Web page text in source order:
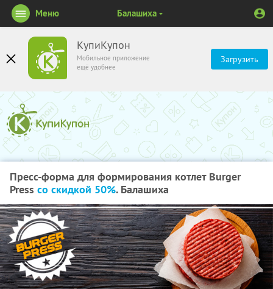
КупиКупон
Мобильное приложение
ещё удобнее
Загрузить
Меню Балашиха
Пресс-форма для формирования котлет Burger
Press со скидкой 50%. Балашиха